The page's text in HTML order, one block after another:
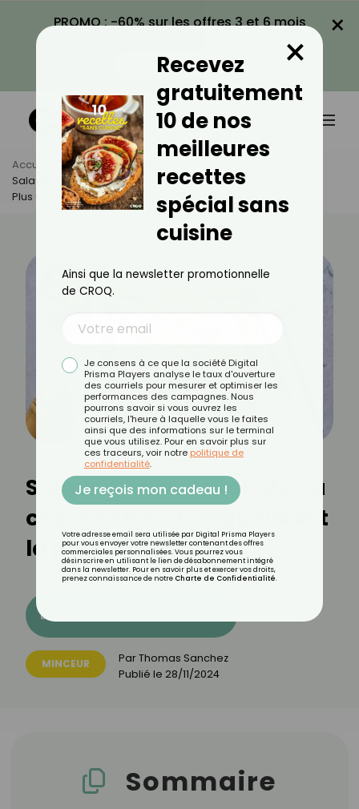
PROMO : -60% sur les offres 3 et 6 mois
VOIR LA PROMO
×
Accueil Actus
Minceur
Salade César Ou Salade Au Chèvre Chaud : Laquelle Est La
Plus Calorique ?
Salade César ou salade au
chèvre chaud : laquelle est
la plus calorique ?
Découvrez les 11 menus CROQ
MINCEUR ParThomas Sanchez
Publié le 28/11/2024
Sommaire
Recevez
gratuitement
10 de nos
meilleures
recettes
spécial sans
cuisine
×
Ainsi que la newsletter promotionnelle
de CROQ.
Je consens à ce que la société Digital
Prisma Players analyse le taux d'ouverture
des courriels pour mesurer et optimiser les
performances des campagnes. Nous
pourrons savoir si vous ouvrez les
courriels, l'heure à laquelle vous le faites
ainsi que des informations sur le terminal
que vous utilisez. Pour en savoir plus sur
ces traceurs, voir notre politique de
confidentialité.
Je reçois mon cadeau !
Votre adresse email sera utilisée par Digital Prisma Players
pour vous envoyer votre newsletter contenant des offres
commerciales personnalisées. Vous pourrez vous
désinscrire en utilisant le lien de désabonnement intégré
dans la newsletter. Pour en savoir plus et exercer vos droits,
prenez connaissance de notre Charte de Confidentialité.